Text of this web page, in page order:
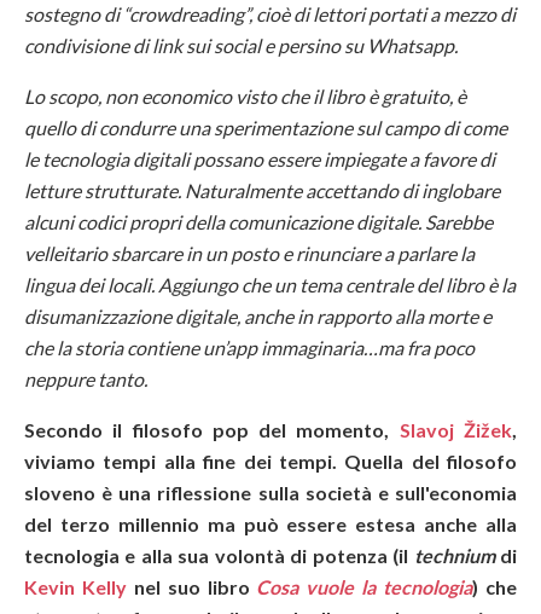
sostegno di “crowdreading”, cioè di lettori portati a mezzo di
condivisione di link sui social e persino su Whatsapp.
Lo scopo, non economico visto che il libro è gratuito, è
quello di condurre una sperimentazione sul campo di come
le tecnologia digitali possano essere impiegate a favore di
letture strutturate. Naturalmente accettando di inglobare
alcuni codici propri della comunicazione digitale. Sarebbe
velleitario sbarcare in un posto e rinunciare a parlare la
lingua dei locali. Aggiungo che un tema centrale del libro è la
disumanizzazione digitale, anche in rapporto alla morte e
che la storia contiene un’app immaginaria…ma fra poco
neppure tanto.
Secondo il filosofo pop del momento, Slavoj Žižek
viviamo tempi alla fine dei tempi. Quella del filosofo
sloveno è una riflessione sulla società e sull'economia
del terzo millennio ma può essere estesa anche alla
tecnologia e alla sua volontà di potenza (il techniumdi
Kevin Kellynel suo libro Cosa vuole la tecnologia) che